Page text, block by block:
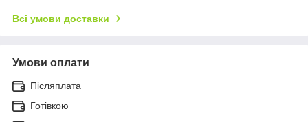
Всі умови доставки
Умови оплати
Післяплата
Готівкою